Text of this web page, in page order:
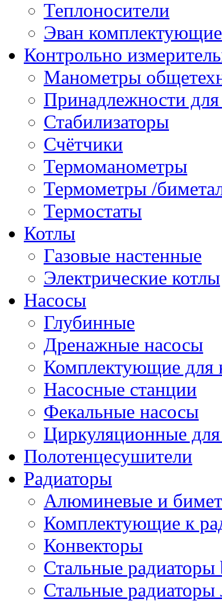
Теплоносители
Эван комплектующие
Контрольно
Манометры
Принадлежности
Стабилизаторы
Счётчики
Термоманометры
Термометры /
Термостаты
Котлы
Газовые настенные
Электрические котлы
Насосы
Глубинные
Дренажные насосы
Комплектующие для
Насосные станции
Фекальные насосы
Циркуляционные для
Полотенцесушители
Радиаторы
Алюминевые и
Комплектующие к
Конвекторы
Стальные радиаторы
Стальные радиаторы